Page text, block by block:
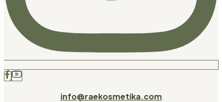
info@raekosmetika.com